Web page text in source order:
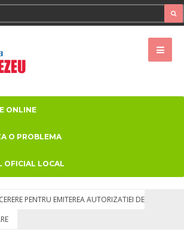
ONLINE
O PROBLEMA
OFICIAL LOCAL
CERERE PENTRU EMITEREA AUTORIZATIEI DE